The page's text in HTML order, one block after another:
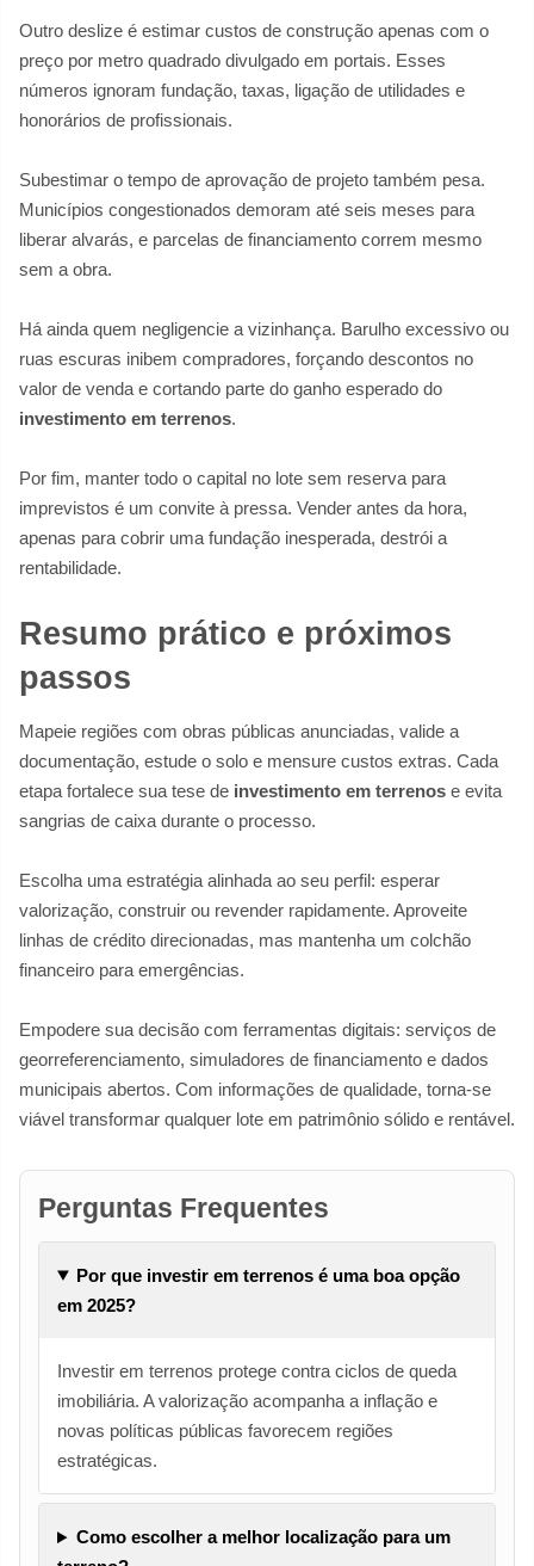
Outro deslize é estimar custos de construção apenas com o
preço por metro quadrado divulgado em portais. Esses
números ignoram fundação, taxas, ligação de utilidades e
honorários de profissionais.
Subestimar o tempo de aprovação de projeto também pesa.
Municípios congestionados demoram até seis meses para
liberar alvarás, e parcelas de financiamento correm mesmo
sem a obra.
Há ainda quem negligencie a vizinhança. Barulho excessivo ou
ruas escuras inibem compradores, forçando descontos no
valor de venda e cortando parte do ganho esperado do
investimento em terrenos.
Por fim, manter todo o capital no lote sem reserva para
imprevistos é um convite à pressa. Vender antes da hora,
apenas para cobrir uma fundação inesperada, destrói a
rentabilidade.
Resumo prático e próximos
passos
Mapeie regiões com obras públicas anunciadas, valide a
documentação, estude o solo e mensure custos extras. Cada
etapa fortalece sua tese de investimento em terrenos e evita
sangrias de caixa durante o processo.
Escolha uma estratégia alinhada ao seu perfil: esperar
valorização, construir ou revender rapidamente. Aproveite
linhas de crédito direcionadas, mas mantenha um colchão
financeiro para emergências.
Empodere sua decisão com ferramentas digitais: serviços de
georreferenciamento, simuladores de financiamento e dados
municipais abertos. Com informações de qualidade, torna-se
viável transformar qualquer lote em patrimônio sólido e rentável.
Perguntas Frequentes
Por que investir em terrenos é uma boa opção
em 2025?
Investir em terrenos protege contra ciclos de queda
imobiliária. A valorização acompanha a inflação e
novas políticas públicas favorecem regiões
estratégicas.
Como escolher a melhor localização para um